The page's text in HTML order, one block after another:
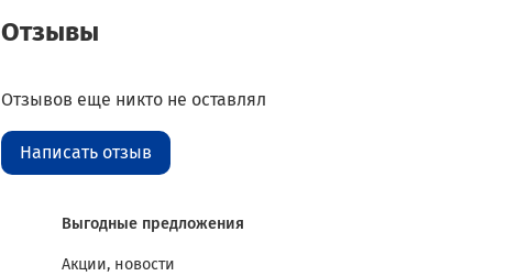
Отзывы
Отзывов еще никто не оставлял
Написать отзыв
Выгодные предложения
Акции, новости